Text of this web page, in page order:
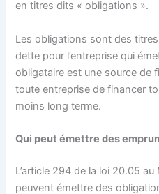
en titres dits « obligations ».
Les obligations sont des
dette pour l’entreprise qui
obligataire est une source de
toute entreprise de financer
moins long terme.
Qui peut émettre des
L’article 294 de la loi 20.05
peuvent émettre des